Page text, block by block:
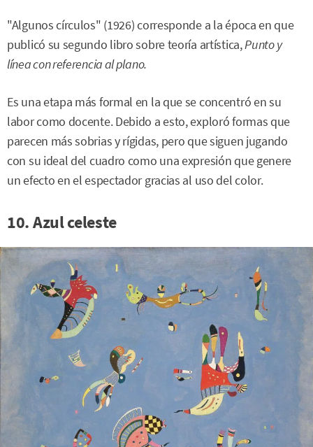
"Algunos círculos" (1926) corresponde a la época en que
publicó su segundo libro sobre teoría artística,Punto y
línea con referencia al plano.
Es una etapa más formal en la que se concentró en su
labor como docente. Debido a esto, exploró formas que
parecen más sobrias y rígidas, pero que siguen jugando
con su ideal del cuadro como una expresión que genere
un efecto en el espectador gracias al uso del color.
10. Azul celeste